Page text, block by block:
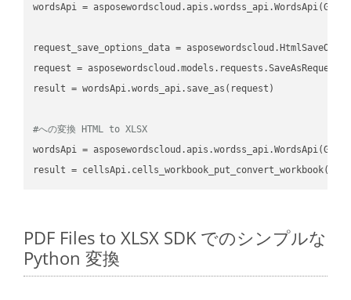
wordsApi =
request_save_options_data =
request
result = wordsApi.words_api.save_as(request)
#への変換 HTML to XLSX
wordsApi =
result =
PDF Files to XLSX SDK でのシンプルな
Python 変換